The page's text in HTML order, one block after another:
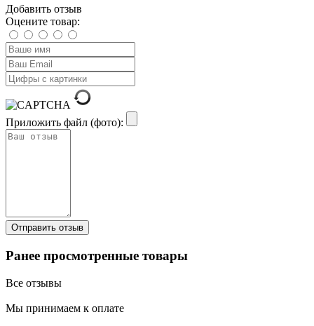
Добавить отзыв
Оцените товар:
Приложить файл (фото):
Ранее просмотренные товары
Все отзывы
Мы принимаем к оплате